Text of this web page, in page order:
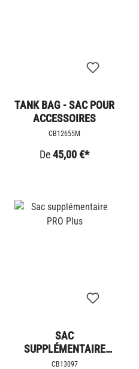
TANK BAG - SAC POUR
ACCESSOIRES
CB12655M
De45,00 €*
SAC
SUPPLÉMENTAIRE
PRO PLUS
CB13097